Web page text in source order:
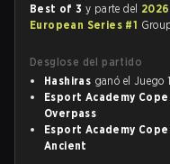
Best of 3y parte del
European Series #1
Desglose del partido
Hashiras ganó el Juego
Esport Academy
Overpass
Esport Academy
Ancient